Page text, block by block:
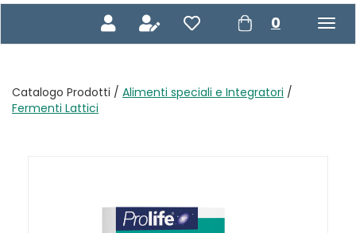
0 prodotti
inseriti
Catalogo Prodotti / Alimenti speciali e Integratori /
Fermenti Lattici